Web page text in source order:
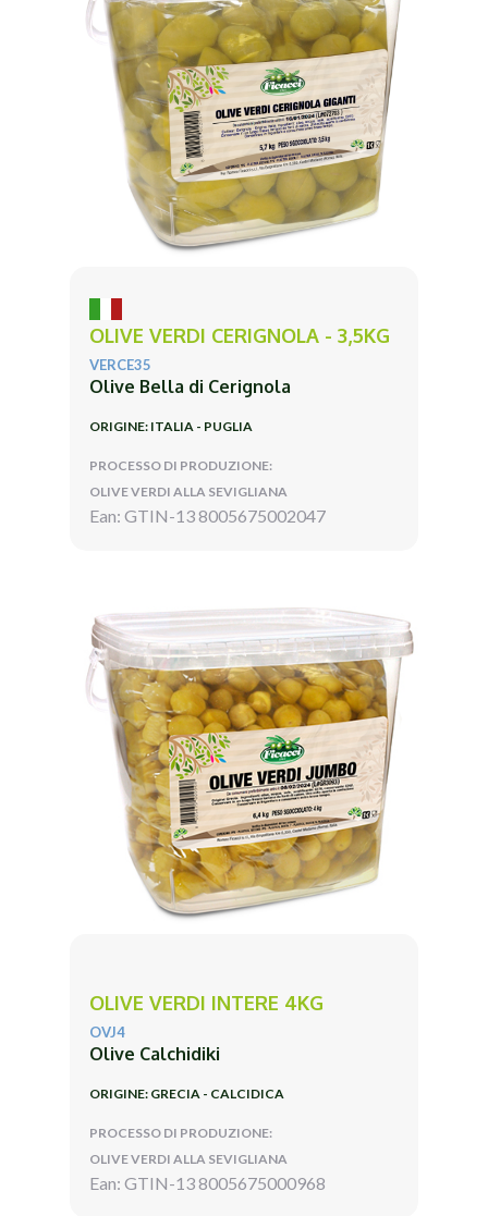
OLIVE VERDI CERIGNOLA - 3,5KG
VERCE35
Olive Bella di Cerignola
ORIGINE: ITALIA - PUGLIA
PROCESSO DI PRODUZIONE:
OLIVE VERDI ALLA SEVIGLIANA
Ean: GTIN-13 8005675002047
OLIVE VERDI INTERE 4KG
OVJ4
Olive Calchidiki
ORIGINE: GRECIA - CALCIDICA
PROCESSO DI PRODUZIONE:
OLIVE VERDI ALLA SEVIGLIANA
Ean: GTIN-13 8005675000968